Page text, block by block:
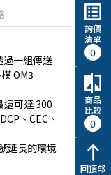
過一組傳送
OM3
遠可達 300
、CEC、
延長的環境
list_alt
詢價
清單
0
compare
商品
比較
0
north
回頂部